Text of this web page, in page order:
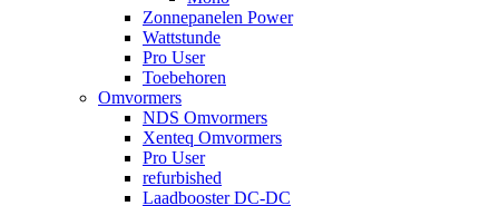
Zonnepanelen Power
Wattstunde
Pro User
Toebehoren
Omvormers
NDS Omvormers
Xenteq Omvormers
Pro User
refurbished
Laadbooster DC-DC